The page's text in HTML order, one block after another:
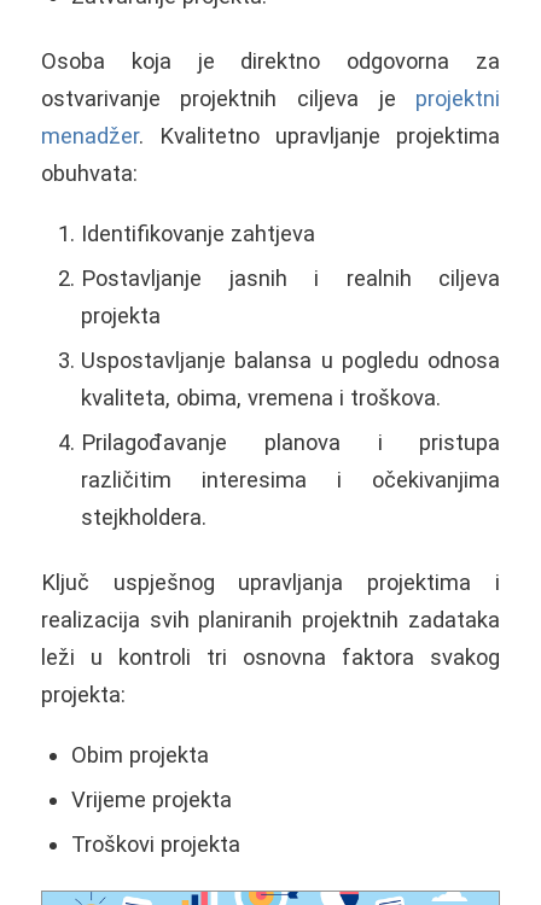
Osoba koja je direktno odgovorna za
ostvarivanje projektnih ciljeva je projektni
menadžer. Kvalitetno upravljanje projektima
obuhvata:
Identifikovanje zahtjeva
Postavljanje jasnih i realnih ciljeva
projekta
Uspostavljanje balansa u pogledu odnosa
kvaliteta, obima, vremena i troškova.
Prilagođavanje planova i pristupa
različitim interesima i očekivanjima
stejkholdera.
Ključ uspješnog upravljanja projektima i
realizacija svih planiranih projektnih zadataka
leži u kontroli tri osnovna faktora svakog
projekta:
Obim projekta
Vrijeme projekta
Troškovi projekta